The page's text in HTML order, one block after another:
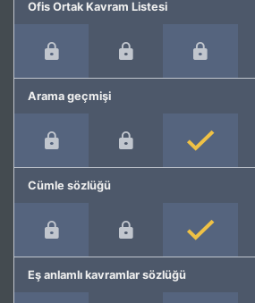
Ofis Ortak Kavram Listesi
Arama geçmişi
Cümle sözlüğü
Eş anlamlı kavramlar sözlüğü